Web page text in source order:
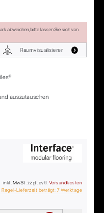
abweichen, bitte lassen Sie sich von
Raumvisualisierer
auszutauschen
inkl. MwSt. zzgl. evtl. Versandkosten
Regel-Lieferzeit beträgt: 7 Werktage